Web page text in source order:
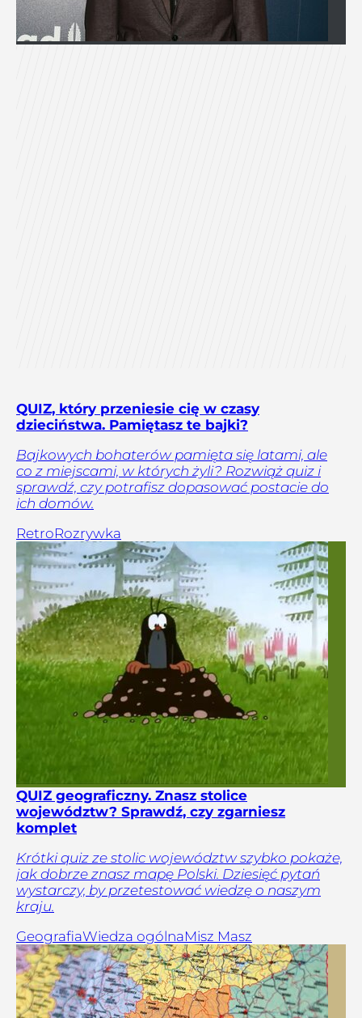
QUIZ, który przeniesie cię w czasy
dzieciństwa. Pamiętasz te bajki?
Bajkowych bohaterów pamięta się latami, ale
co z miejscami, w których żyli? Rozwiąż quiz i
sprawdź, czy potrafisz dopasować postacie do
ich domów.
RetroRozrywka
QUIZ geograficzny. Znasz stolice
województw? Sprawdź, czy zgarniesz
komplet
Krótki quiz ze stolic województw szybko pokaże,
jak dobrze znasz mapę Polski. Dziesięć pytań
wystarczy, by przetestować wiedzę o naszym
kraju.
GeografiaWiedza ogólnaMisz Masz